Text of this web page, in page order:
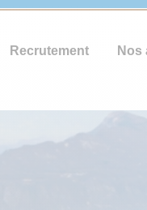
Recrutement Nos